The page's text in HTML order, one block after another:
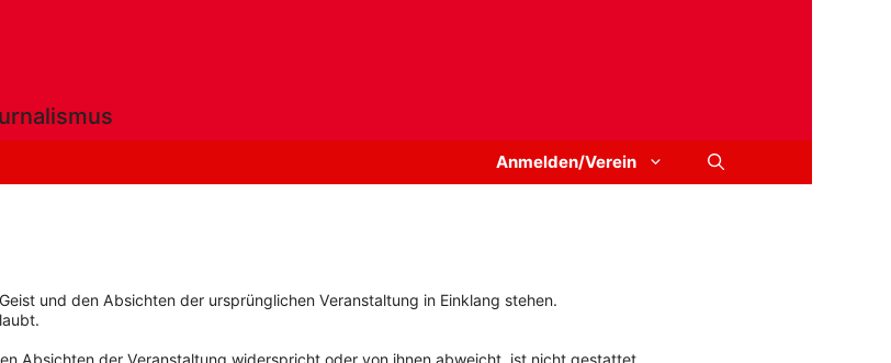
Anmelden/Verein
und den Absichten der ursprünglichen Veranstaltung in Einklang stehen.